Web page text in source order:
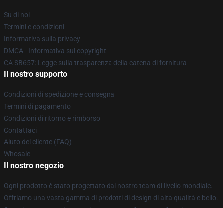
Su di noi
Termini e condizioni
Informativa sulla privacy
DMCA - Informativa sul copyright
CA SB657: Legge sulla trasparenza della catena di fornitura
Il nostro supporto
Condizioni di spedizione e consegna
Termini di pagamento
Condizioni di ritorno e rimborso
Contattaci
Aiuto del cliente (FAQ)
Whosale
Il nostro negozio
Ogni prodotto è stato progettato dal nostro team di livello mondiale.
Offriamo una vasta gamma di prodotti di design di alta qualità e bello.